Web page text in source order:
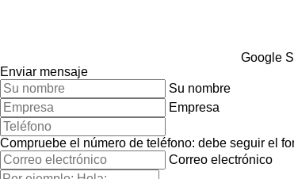
Google
Enviar mensaje
Su nombre
Empresa
Compruebe el número de teléfono: debe seguir el
Correo electrónico